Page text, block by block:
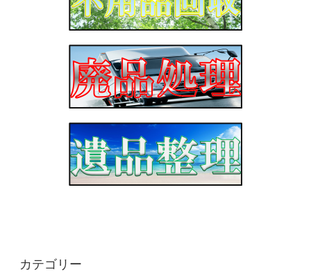
カテゴリー